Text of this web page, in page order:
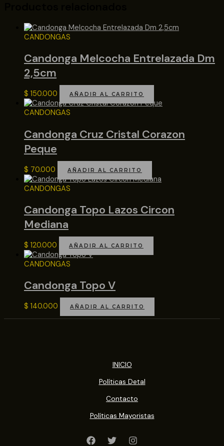
CANDONGAS
Candonga Melcocha Entrelazada Dm
2,5cm
$ 150.000 AÑADIR AL CARRITO
CANDONGAS
Candonga Cruz Cristal Corazon
Peque
$ 70.000 AÑADIR AL CARRITO
CANDONGAS
Candonga Topo Lazos Circon
Mediana
$ 120.000 AÑADIR AL CARRITO
CANDONGAS
Candonga Topo V
$ 140.000 AÑADIR AL CARRITO
INICIO
Políticas Detal
Contacto
Políticas Mayoristas